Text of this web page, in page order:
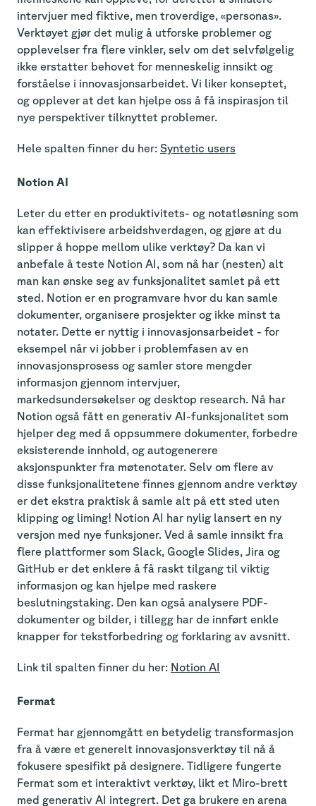
intervjuer med fiktive, men troverdige, «personas».
Verktøyet gjør det mulig å utforske problemer og
opplevelser fra flere vinkler, selv om det selvfølgelig
ikke erstatter behovet for menneskelig innsikt og
forståelse i innovasjonsarbeidet. Vi liker konseptet,
og opplever at det kan hjelpe oss å få inspirasjon til
nye perspektiver tilknyttet problemer.
Hele spalten finner du her: Syntetic users
Notion AI
Leter du etter en produktivitets- og notatløsning som
kan effektivisere arbeidshverdagen, og gjøre at du
slipper å hoppe mellom ulike verktøy? Da kan vi
anbefale å teste Notion AI, som nå har (nesten) alt
man kan ønske seg av funksjonalitet samlet på ett
sted. Notion er en programvare hvor du kan samle
dokumenter, organisere prosjekter og ikke minst ta
notater. Dette er nyttig i innovasjonsarbeidet - for
eksempel når vi jobber i problemfasen av en
innovasjonsprosess og samler store mengder
informasjon gjennom intervjuer,
markedsundersøkelser og desktop research. Nå har
Notion også fått en generativ AI-funksjonalitet som
hjelper deg med å oppsummere dokumenter, forbedre
eksisterende innhold, og autogenerere
aksjonspunkter fra møtenotater. Selv om flere av
disse funksjonalitetene finnes gjennom andre verktøy
er det ekstra praktisk å samle alt på ett sted uten
klipping og liming! Notion AI har nylig lansert en ny
versjon med nye funksjoner. Ved å samle innsikt fra
flere plattformer som Slack, Google Slides, Jira og
GitHub er det enklere å få raskt tilgang til viktig
informasjon og kan hjelpe med raskere
beslutningstaking. Den kan også analysere PDF-
dokumenter og bilder, i tillegg har de innført enkle
knapper for tekstforbedring og forklaring av avsnitt.
Link til spalten finner du her: Notion AI
Fermat
Fermat har gjennomgått en betydelig transformasjon
fra å være et generelt innovasjonsverktøy til nå å
fokusere spesifikt på designere. Tidligere fungerte
Fermat som et interaktivt verktøy, likt et Miro-brett
med generativ AI integrert. Det ga brukere en arena